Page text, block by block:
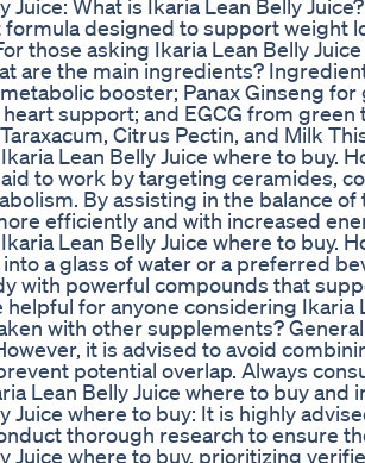
Juice: What is Ikaria Lean Belly
designed to support weight
those asking Ikaria Lean Belly
are the main ingredients?
booster; Panax Ginseng
support; and EGCG from
Citrus Pectin, and Milk
Lean Belly Juice where to buy.
to work by targeting ceramides,
By assisting in the balance
efficiently and with increased
Lean Belly Juice where to buy.
a glass of water or a preferred
with powerful compounds that
for anyone considering Ikaria
with other supplements?
it is advised to avoid
potential overlap. Always
Lean Belly Juice where to buy
Juice where to buy: It is highly
thorough research to ensure
Juice where to buy, prioritizing